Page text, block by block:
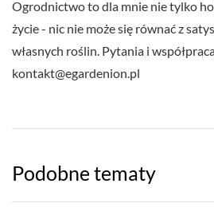
Ogrodnictwo to dla mnie nie tylko
życie - nic nie może się równać z
własnych roślin. Pytania i
kontakt@egardenion.pl
Podobne tematy